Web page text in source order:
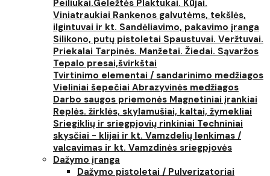
Peiliukai.Geležtės Plaktukai. Kūjai.
Viniatraukiai Rankenos galvutėms, tekšlės,
ilgintuvai ir kt. Sandėliavimo, pakavimo įranga
Silikono, putų pistoletai Spaustuvai. Veržtuvai.
Priekalai Tarpinės. Manžetai. Žiedai. Sąvaržos
Tepalo presai,švirkštai
Tvirtinimo elementai / sandarinimo medžiagos
Vieliniai šepečiai Abrazyvinės medžiagos
Darbo saugos priemonės Magnetiniai įrankiai
Replės. žirklės, skylamušiai, kaltai, žymekliai
Sriegiklių ir sriegpjovių rinkiniai Techniniai
skysčiai - klijai ir kt. Vamzdelių lenkimas /
valcavimas ir kt. Vamzdinės sriegpjovės
Dažymo įranga
Dažymo pistoletai / Pulverizatoriai